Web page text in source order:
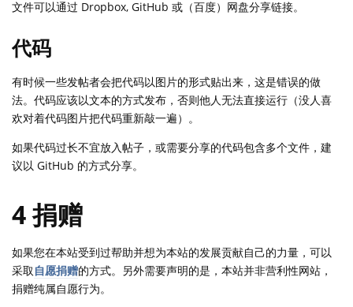
文件可以通过 Dropbox, GitHub 或（百度）网盘分享链接。
代码
有时候一些发帖者会把代码以图片的形式贴出来，这是错误的做
法。代码应该以文本的方式发布，否则他人无法直接运行（没人喜
欢对着代码图片把代码重新敲一遍）。
如果代码过长不宜放入帖子，或需要分享的代码包含多个文件，建
议以 GitHub 的方式分享。
4 捐赠
如果您在本站受到过帮助并想为本站的发展贡献自己的力量，可以
采取 自愿捐赠的方式。另外需要声明的是，本站并非营利性网站，
捐赠纯属自愿行为。